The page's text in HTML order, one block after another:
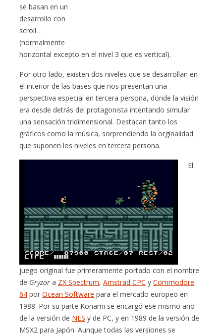
se basan en un
desarrollo con
scroll
(normalmente
horizontal excepto en el nivel 3 que es vertical).
Por otro lado, existen dos niveles que se desarrollan en
el interior de las bases que nos presentan una
perspectiva especial en tercera persona, donde la visión
era desde detrás del protagonista intentando simular
una sensación tridimensional. Destacan tanto los
gráficos como la música, sorprendiendo la orginalidad
que suponen los niveles en tercera persona.
El
juego original fue primeramente portado con el nombre
de Gryzor a ZX Spectrum,Amstrad CPC yCommodore
64 porOcean Software para el mercado europeo en
1988. Por su parte Konami se encargó ese mismo año
de la versión de NES y de PC, y en 1989 de la versión de
MSX2 para Japón. Aunque todas las versiones se